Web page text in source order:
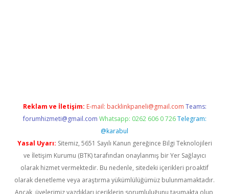
Reklam ve İletişim: E-mail: backlinkpaneli@gmail.com Teams:
forumhizmeti@gmail.com Whatsapp: 0262 606 0 726 Telegram:
@karabul
Yasal Uyarı: Sitemiz, 5651 Sayılı Kanun gereğince Bilgi Teknolojileri
ve İletişim Kurumu (BTK) tarafından onaylanmış bir Yer Sağlayıcı
olarak hizmet vermektedir. Bu nedenle, sitedeki içerikleri proaktif
olarak denetleme veya araştırma yükümlülüğümüz bulunmamaktadır.
Ancak, üyelerimiz yazdıkları içeriklerin sorumluluğunu taşımakta olup,